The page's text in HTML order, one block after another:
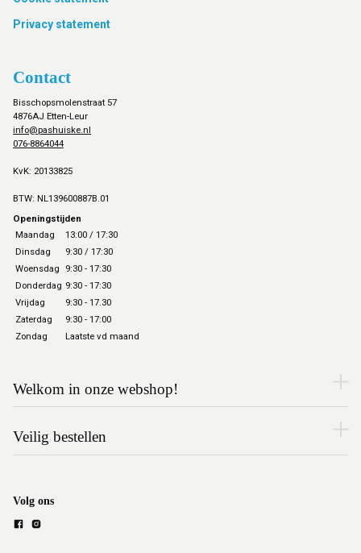
Privacy statement
Contact
Bisschopsmolenstraat 57
4876AJ Etten-Leur
info@pashuiske.nl
076-8864044
KvK: 20133825
BTW: NL139600887B.01
Openingstijden
Maandag
13:00 / 17:30
Dinsdag
9:30 / 17:30
Woensdag
9:30 - 17:30
Donderdag 9:30 - 17:30
Vrijdag
9:30 - 17.30
Zaterdag
9:30 - 17:00
Zondag
Laatste vd maand
Welkom in onze webshop!
Veilig bestellen
Volg ons